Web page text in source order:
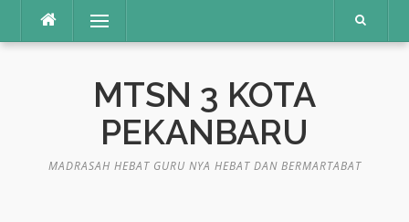
konten
Menu
MTSN 3 KOTA
PEKANBARU
MADRASAH HEBAT GURU NYA HEBAT DAN BERMARTABAT